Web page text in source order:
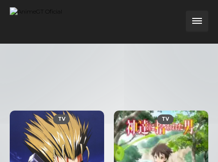
TV TV